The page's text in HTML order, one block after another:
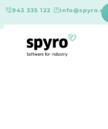
943 335 122 info@spyro.es